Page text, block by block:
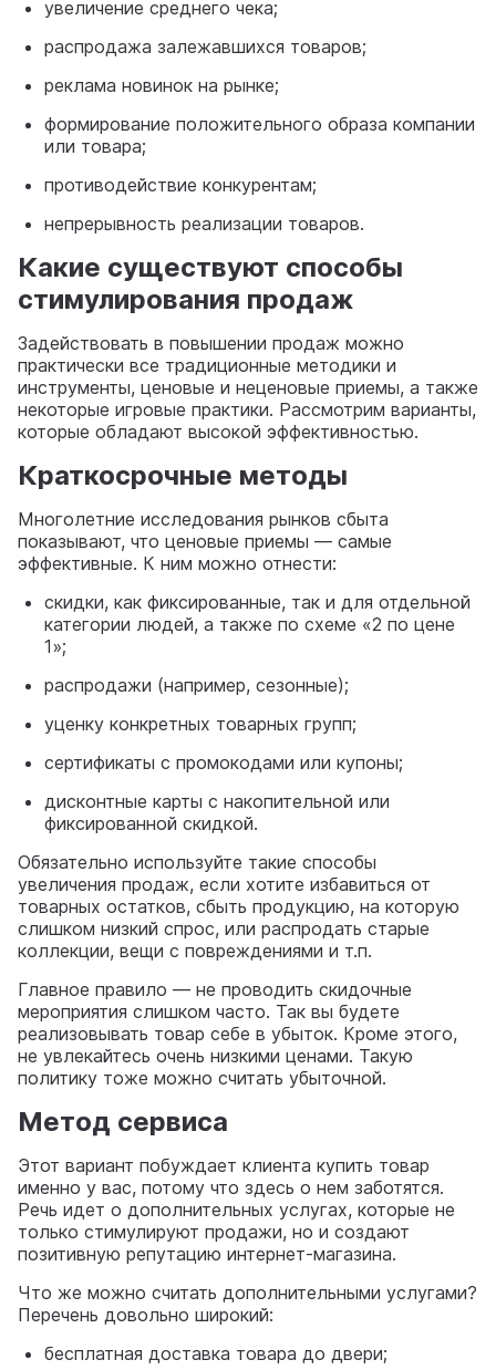
увеличение среднего чека;
распродажа залежавшихся товаров;
реклама новинок на рынке;
формирование положительного образа компании
или товара;
противодействие конкурентам;
непрерывность реализации товаров.
Какие существуют способы
стимулирования продаж
Задействовать в повышении продаж можно
практически все традиционные методики и
инструменты, ценовые и неценовые приемы, а также
некоторые игровые практики. Рассмотрим варианты,
которые обладают высокой эффективностью.
Краткосрочные методы
Многолетние исследования рынков сбыта
показывают, что ценовые приемы — самые
эффективные. К ним можно отнести:
скидки, как фиксированные, так и для отдельной
категории людей, а также по схеме «2 по цене
1»;
распродажи (например, сезонные);
уценку конкретных товарных групп;
сертификаты с промокодами или купоны;
дисконтные карты с накопительной или
фиксированной скидкой.
Обязательно используйте такие способы
увеличения продаж, если хотите избавиться от
товарных остатков, сбыть продукцию, на которую
слишком низкий спрос, или распродать старые
коллекции, вещи с повреждениями и т.п.
Главное правило — не проводить скидочные
мероприятия слишком часто. Так вы будете
реализовывать товар себе в убыток. Кроме этого,
не увлекайтесь очень низкими ценами. Такую
политику тоже можно считать убыточной.
Метод сервиса
Этот вариант побуждает клиента купить товар
именно у вас, потому что здесь о нем заботятся.
Речь идет о дополнительных услугах, которые не
только стимулируют продажи, но и создают
позитивную репутацию интернет-магазина.
Что же можно считать дополнительными услугами?
Перечень довольно широкий:
бесплатная доставка товара до двери;